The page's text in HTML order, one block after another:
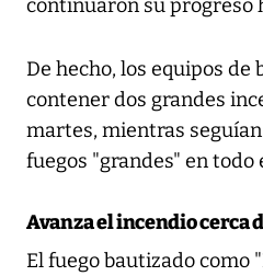
continuaron su progreso
De hecho, los equipos
contener dos grandes
martes, mientras
fuegos "grandes" en todo
Avanza el incendio cerca
El fuego bautizado como